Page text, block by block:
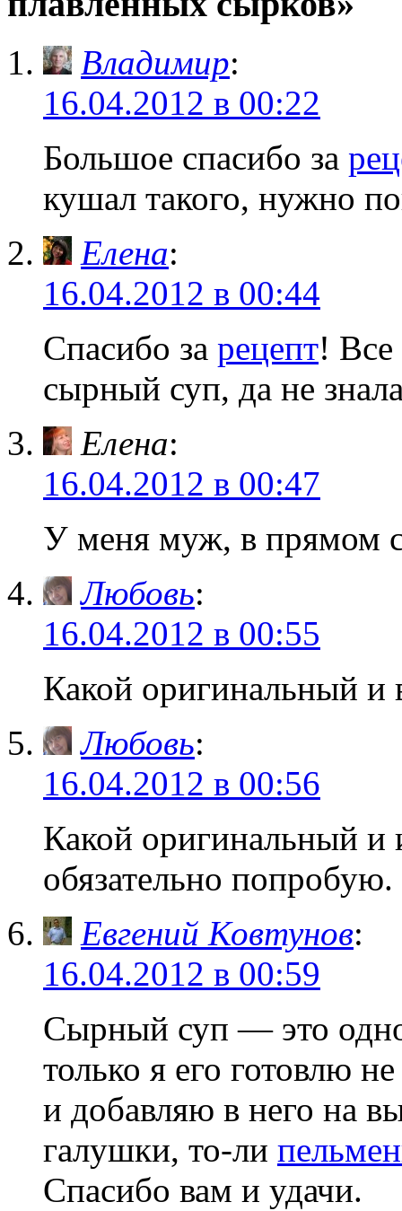
Владимир:
16.04.2012 в 00:22
Большое спасибо за
кушал такого, нужно
Елена:
16.04.2012 в 00:44
Спасибо за рецепт! Все
сырный суп, да не
Елена:
16.04.2012 в 00:47
У меня муж, в прямом
Любовь:
16.04.2012 в 00:55
Какой оригинальный и
Любовь:
16.04.2012 в 00:56
Какой оригинальный и
обязательно
Евгений Ковтунов:
16.04.2012 в 00:59
Сырный суп — это
только я его готовлю
и добавляю в него на
галушки, то-ли
Спасибо вам и удачи.